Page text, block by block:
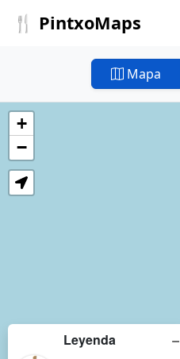
🍴 PintxoMaps
Mapa
+
−
Leyenda −